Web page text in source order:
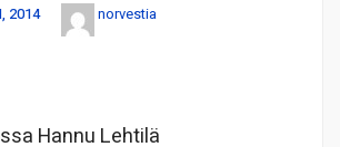
2014 norvestia
Hannu Lehtilä